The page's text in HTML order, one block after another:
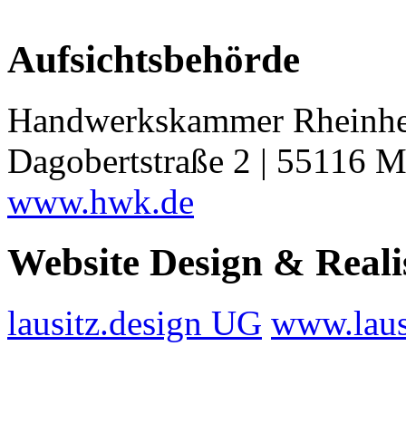
Aufsichtsbehörde
Handwerkskammer
Dagobertstraße 2 | 55116
www.hwk.de
Website Design &
lausitz.design UG